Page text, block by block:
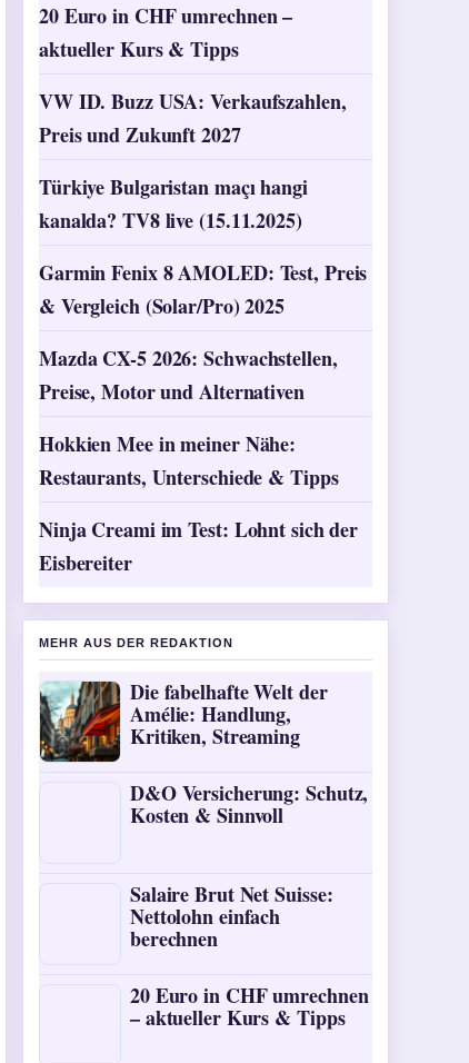
20 Euro in CHF umrechnen –
aktueller Kurs & Tipps
VW ID. Buzz USA: Verkaufszahlen,
Preis und Zukunft 2027
Türkiye Bulgaristan maçı hangi
kanalda? TV8 live (15.11.2025)
Garmin Fenix 8 AMOLED: Test, Preis
& Vergleich (Solar/Pro) 2025
Mazda CX-5 2026: Schwachstellen,
Preise, Motor und Alternativen
Hokkien Mee in meiner Nähe:
Restaurants, Unterschiede & Tipps
Ninja Creami im Test: Lohnt sich der
Eisbereiter
MEHR AUS DER REDAKTION
Die fabelhafte Welt der
Amélie: Handlung,
Kritiken, Streaming
D&O Versicherung: Schutz,
Kosten & Sinnvoll
Salaire Brut Net Suisse:
Nettolohn einfach
berechnen
20 Euro in CHF umrechnen
– aktueller Kurs & Tipps